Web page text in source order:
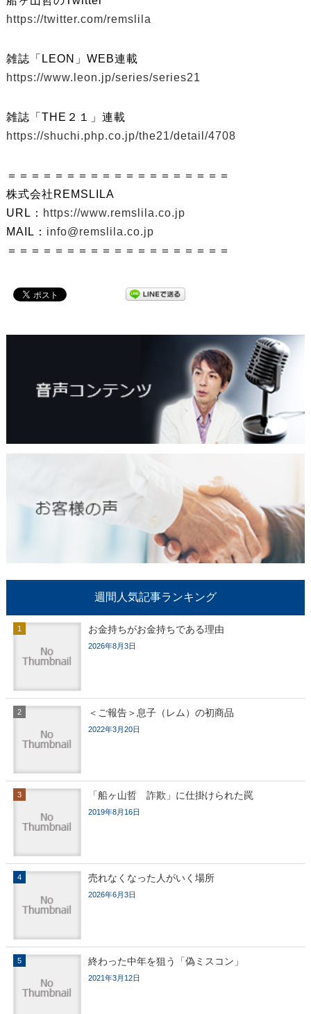
https://twitter.com/remslila
雑誌「LEON」WEB連載
https://www.leon.jp/series/series21
雑誌「THE２１」連載
https://shuchi.php.co.jp/the21/detail/4708
＝＝＝＝＝＝＝＝＝＝＝＝＝＝＝＝＝＝＝
株式会社REMSLILA
URL： https://www.remslila.co.jp
MAIL： info@remslila.co.jp
＝＝＝＝＝＝＝＝＝＝＝＝＝＝＝＝＝＝＝
週間人気記事ランキング
お金持ちがお金持ちである理由
2026年8月3日
＜ご報告＞息子（レム）の初商品
2022年3月20日
「船ヶ山哲 詐欺」に仕掛けられた罠
2019年8月16日
売れなくなった人がいく場所
2026年6月3日
終わった中年を狙う「偽ミスコン」
2021年3月12日